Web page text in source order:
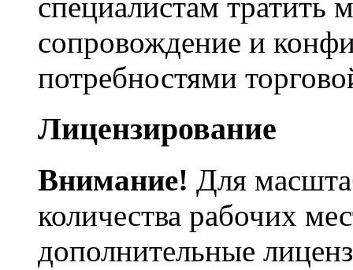
сопровождение и
потребностями
Лицензирование
Внимание! Для
количества рабочих
дополнительные